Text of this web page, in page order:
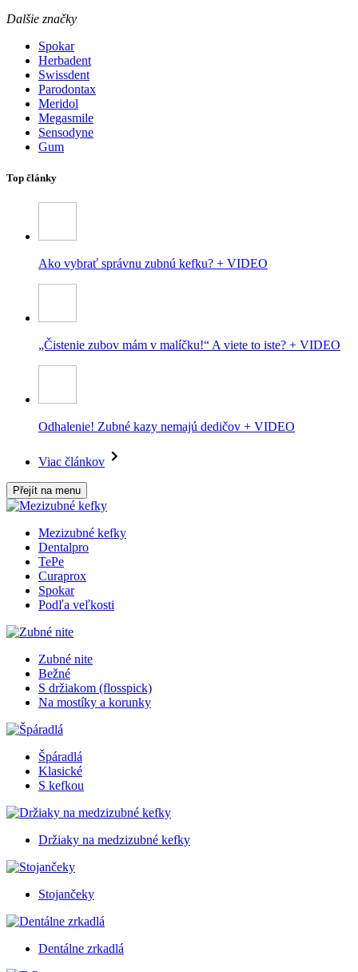
Dalšie značky
Spokar
Herbadent
Swissdent
Parodontax
Meridol
Megasmile
Sensodyne
Gum
Top články
Ako vybrať správnu zubnú kefku? + VIDEO
„Čistenie zubov mám v malíčku!“ A viete to iste? + VIDEO
Odhalenie! Zubné kazy nemajú dedičov + VIDEO
Viac článkov
Přejít na menu
Mezizubné kefky
Dentalpro
TePe
Curaprox
Spokar
Podľa veľkosti
Zubné nite
Bežné
S držiakom (flosspick)
Na mostíky a korunky
Špáradlá
Klasické
S kefkou
Držiaky na medzizubné kefky
Stojančeky
Dentálne zrkadlá